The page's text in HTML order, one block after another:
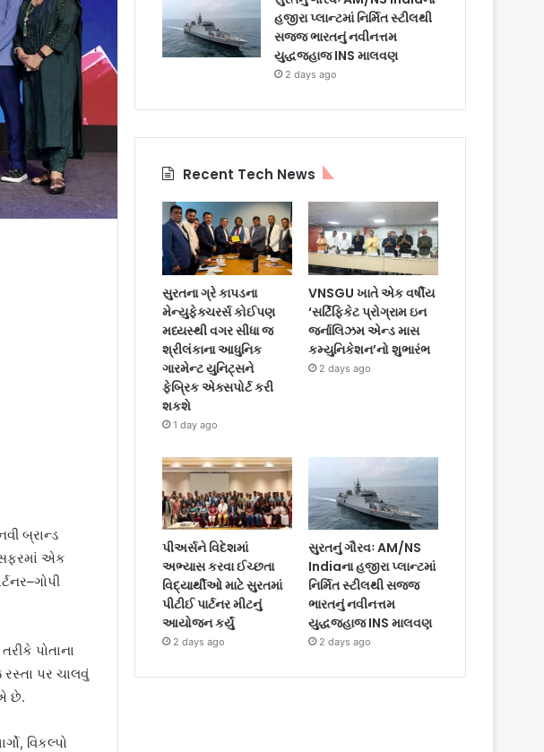
બ્રાન્ડ
એક
પોતાના
પર ચાલવું
છે.
વિકલ્પો
હજીરા પ્લાન્ટમાં નિર્મિત સ્ટીલથી
સજ્જ ભારતનું નવીનત્તમ
યુદ્ધજહાજ INS માલવણ
2 days ago
Recent Tech News
સુરતના ગ્રે કાપડના
મેન્યુફેક્ચરર્સ કોઈપણ
મધ્યસ્થી વગર સીધા જ
શ્રીલંકાના આધુનિક
ગારમેન્ટ યુનિટ્સને
ફેબ્રિક એક્સપોર્ટ કરી
શકશે
1 day ago
VNSGU ખાતે એક વર્ષીય
‘સર્ટિફિકેટ પ્રોગ્રામ ઇન
જર્નાલિઝમ એન્ડ માસ
કમ્યુનિકેશન’નો શુભારંભ
2 days ago
પીઅર્સને વિદેશમાં
અભ્યાસ કરવા ઈચ્છતા
વિદ્યાર્થીઓ માટે સુરતમાં
પીટીઈ પાર્ટનર મીટનું
આયોજન કર્યું
2 days ago
સુરતનું ગૌરવઃ AM/NS
Indiaના હજીરા પ્લાન્ટમાં
નિર્મિત સ્ટીલથી સજ્જ
ભારતનું નવીનત્તમ
યુદ્ધજહાજ INS માલવણ
2 days ago